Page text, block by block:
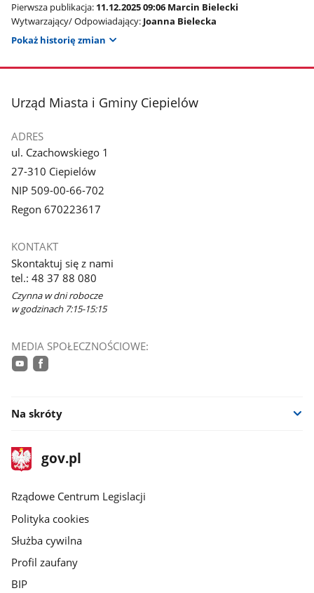
Pierwsza publikacja: 11.12.2025 09:06 Marcin Bielecki
Wytwarzający/ Odpowiadający: Joanna Bielecka
Pokaż historię zmian
stopka
Urząd Miasta i Gminy Ciepielów
ADRES
ul. Czachowskiego 1
27-310 Ciepielów
NIP 509-00-66-702
Regon 670223617
KONTAKT
Skontaktuj się z nami
tel.: 48 37 88 080
Czynna w dni robocze
w godzinach 7:15-15:15
MEDIA SPOŁECZNOŚCIOWE:
Na skróty
stopka
gov.plStrona
gov.pl
Rządowe Centrum Legislacji
Polityka cookies
Służba cywilna
Profil zaufany
BIP